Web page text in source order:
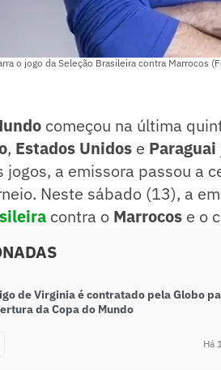
o jogo da Seleção Brasileira contra Marrocos
começou na última
, Estados Unidos e Paraguai
jogos, a emissora passou a
Neste sábado (13), a
contra o Marrocos e o
de Virginia é contratado pela Globo
da Copa do Mundo
Há